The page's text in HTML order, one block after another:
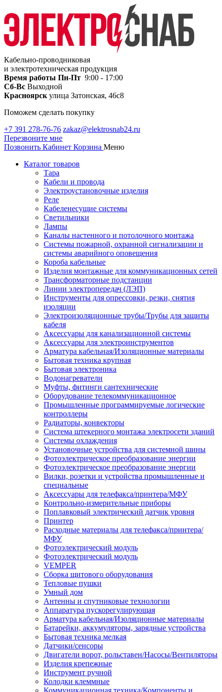
Кабельно-проводниковая
и электротехническая продукция
Время работы Пн-Пт 9:00 - 17:00
Сб-Вс Выходной
Красноярск улица Затонская, 46с8
Поможем сделать покупку
+7 391 278-76-76 zakaz@elektrosnab24.ru
Перезвоните мне
Позвонить Кабинет Корзина Меню
Каталог товаров
Тара
Кабели и провода
Электроустановочные изделия
Реле
Кабеленесущие системы
Светильники
Лампы
Каналы настенного и потолочного монтажа
Системы пожарной, охранной сигнализации и
системы аварийного оповещения
Короба кабельные
Изделия монтажные для коммуникационных сетей
Трансформаторные подстанции
Линии электропередач (ЛЭП)
Инструменты для опрессовки, резки, снятия
изоляции
Электроизоляционные трубы/Трубы для защиты
кабеля
Аксессуары для канализационной системы
Аксессуары для электроинструментов
Арматура кабельная/Изоляционные материалы
Бытовая техника крупная
Бытовая электроника
Водонагреватели
Муфты, фитинги сантехнические
Оборудование телекоммуникационное
Промышленные программируемые логические
контроллеры
Радиаторы, конвекторы
Система штекерного монтажа электросети зданий
Системы охлаждения
Установочные устройства для системной шины
Фотоэлектрическое преобразование энергии
Фотоэлектрическое преобразование энергии
Вилки, розетки и устройства промышленные и
специальные
Аксессуары для телефакса/принтера/МФУ
Контрольно-измерительные приборы
Поплавковый электрический датчик уровня
Принтер
Расходные материалы для телефакса/принтера/
МФУ
Фотоэлектрический модуль
Фотоэлектрический модуль
VEMPER
Сборка щитового оборудования
Тепловые пушки
Умный дом
Антенны и спутниковые технологии
Аппаратура пускорегулирующая
Арматура кабельная/Изоляционные материалы
Батарейки, аккумуляторы, зарядные устройства
Бытовая техника мелкая
Датчики/сенсоры
Двигатели ворот, рольставен/Насосы/Вентиляторы
Изделия крепежные
Инструмент ручной
Колодки клеммные
Коммуникационная техника/Компоненты и